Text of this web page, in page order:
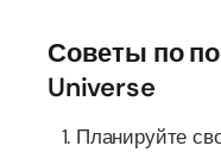
Советы по
Universe
Планируйте